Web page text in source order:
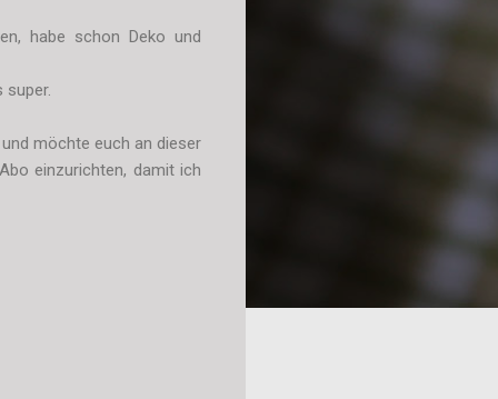
habe schon Deko und
möchte euch an dieser
einzurichten, damit ich